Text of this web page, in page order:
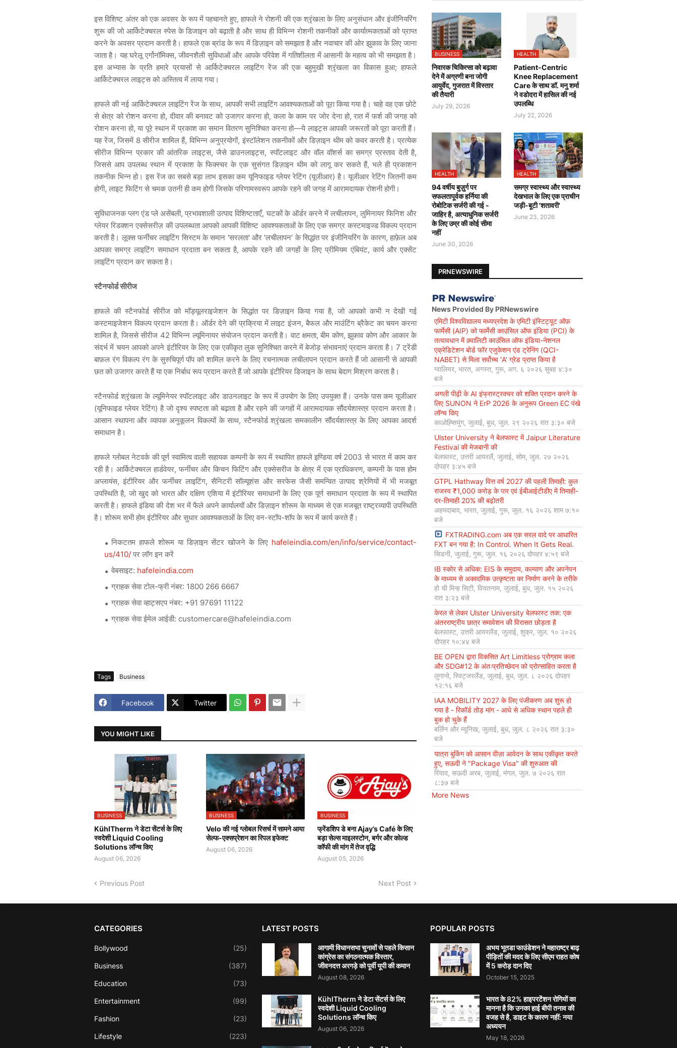
इस विशिष्ट अंतर को एक अवसर के रूप में पहचानते हुए, हाफले ने रोशनी की एक श्रृंखला के लिए अनुसंधान और इंजीनियरिंग
शुरू की जो आर्किटेक्चरल स्पेस के डिजाइन को बढ़ाती है और साथ ही विभिन्न रोशनी तकनीकों और कार्यात्मकताओं को प्राप्त
करने के अवसर प्रदान करती है। हाफले एक ब्रांड के रूप में डिज़ाइन को समझता है और नवाचार की ओर झुकाव के लिए जाना
जाता है। यह घरेलू एर्गोनॉमिक्स,जीवनशैली सुविधाओं और आपके परिवेश में गतिशीलता में आसानी के महत्व को भी समझता है।
इस अभ्यास के प्रति हमारे प्रयासों से आर्किटेक्चरल लाइटिंग रेंज की एक बहुमुखी श्रृंखला का विकास हुआ;हाफले
आर्किटेक्चरल लाइट्स को अस्तित्व में लाया गया।
हाफले की नई आर्किटेक्चरल लाइटिंग रेंज के साथ, आपकी सभी लाइटिंग आवश्यकताओं को पूरा किया गया है। चाहे वह एक छोटे
से क्षेत्र को रोशन करना हो, दीवार की बनावट को उजागर करना हो, कला के काम पर जोर देना हो,रात में फर्श की जगह को
रोशन करना हो,या पूरे स्थान में प्रकाश का समान वितरण सुनिश्चित करना हो—ये लाइट्स आपकी जरूरतों को पूरा करती हैं।
यह रेंज, जिसमें 8 सीरीज शामिल हैं, विभिन्न अनुप्रयोगों, इंस्टॉलेशन तकनीकों और डिज़ाइन थीम को कवर करती है। प्रत्येक
सीरीज विभिन्न प्रकार की आंतरिक लाइट्स, जैसे डाउनलाइट्स, स्पॉटलाइट और वॉल वॉशर्स का समग्र प्रस्ताव देती है,
जिससे आप उपलब्ध स्थान में प्रकाश के फिक्स्चर के एक सुसंगत डिज़ाइन थीम को लागू कर सकते हैं, भले ही प्रकाशन
तकनीक भिन्न हो। इस रेंज का सबसे बड़ा लाभ इसका कम यूनिफाइड ग्लेयर रेटिंग (यूजीआर) है। यूजीआर रेटिंग जितनी कम
होगी, लाइट फिटिंग से चमक उतनी ही कम होगी जिसके परिणामस्वरूप आपके रहने की जगह में आरामदायक रोशनी होगी।
सुविधाजनक प्लग एंड प्ले असेंबली,प्रभावशाली उत्पाद विशिष्टताएँ, घटकों के ऑर्डर करने में लचीलापन, लुमिनायर फिनिश और
ग्लेयर रिडक्शन एक्सेसरीज़ की उपलब्धता आपको आपकी विशिष्ट आवश्यकताओं के लिए एक समग्र कस्टमाइज्ड विकल्प प्रदान
करती है। लूक्स फर्नीचर लाइटिंग सिस्टम के समान 'सरलता'और 'लचीलापन' के सिद्धांत पर इंजीनियरिंग के कारण, हाफ़ेल अब
आपका समग्र लाइटिंग समाधान प्रदाता बन सकता है,आपके रहने की जगहों के लिए प्रीमियम एंबियंट, कार्य और एक्सेंट
लाइटिंग प्रदान कर सकता है।
स्टैनफोर्डसीरीज
हाफले की स्टैनफोर्ड सीरीज को मॉड्यूलराइजेशन के सिद्धांत पर डिज़ाइन किया गया है, जो आपको कभी न देखी गई
कस्टमाइजेशन विकल्प प्रदान करता है। ऑर्डर देने की प्रक्रिया में लाइट इंजन, बैफल और माउंटिंग ब्रैकेट का चयन करना
शामिल है, जिससे सीरीज 42विभिन्न ल्यूमिनायर संयोजन प्रदान करती है। वाट क्षमता,बीम कोण,झुकाव कोण और आकार के
संदर्भ में चयन आपको अपने इंटीरियर के लिए एक एकीकृत लुक सुनिश्चित करने में बेजोड़ संभावनाएं प्रदान करता है। 7ट्रेंडी
बाफ़ल रंग विकल्प रंग के सुरुचिपूर्ण पॉप को शामिल करने के लिए रचनात्मक लचीलापन प्रदान करते हैं जो आसानी से आपकी
छत को उजागर करते हैं या एक निर्बाध रूप प्रदान करते हैं जो आपके इंटीरियर डिजाइन के साथ बेदाग मिश्रण करता है।
स्टैनफोर्ड श्रृंखला के ल्यूमिनेयर स्पॉटलाइट और डाउनलाइट के रूप में उपयोग के लिए उपयुक्त हैं। उनके पास कम यूजीआर
(यूनिफाइड ग्लेयर रेटिंग) है जो दृश्य स्पष्टता को बढ़ाता है और रहने की जगहों में आरामदायक सौंदर्यशास्त्र प्रदान करता है।
आसान स्थापना और व्यापक अनुकूलन विकल्पों के साथ, स्टैनफोर्ड श्रृंखला समकालीन सौंदर्यशास्त्र के लिए आपका आदर्श
समाधान है।
हाफले ग्लोबल नेटवर्क की पूर्ण स्वामित्व वाली सहायक कम्पनी के रूप में स्थापित हाफले इण्डिया वर्ष2003 से भारत में काम कर
रही है। आर्किटेक्चरल हार्डवेयर, फर्नीचर और किचन फिटिंग और एक्सेसरीज के क्षेत्र में एक प्राधिकरण,कम्पनी के पास होम
अप्लायंस,इंटीरियर और फर्नीचर लाइटिंग,सैनिटरी सॉल्यूशंस और सरफेस जैसी समन्वित उत्पाद श्रेणियों में भी मजबूत
उपस्थिति है, जो खुद को भारत और दक्षिण एशिया में इंटीरियर समाधानों के लिए एक पूर्ण समाधान प्रदाता के रूप में स्थापित
करती है। हाफले इंडिया की देश भर में फैले अपने कार्यालयों और डिज़ाइन शोरूम के माध्यम से एक मजबूत राष्ट्रव्यापी उपस्थिति
है। शोरूम सभी होम इंटीरियर और सुधार आवश्यकताओं के लिए वन-स्टॉप-शॉप के रूप में कार्य करते हैं।
निकटतम हाफले शोरूम या डिज़ाइन सेंटर खोजने के लिए hafeleindia.com/en/info/service/contact-
us/410/ पर लॉग इन करें
वेबसाइट: hafeleindia.com
ग्राहक सेवा टोल-फ्री नंबर: 1800 266 6667
ग्राहक सेवा व्हाट्सएप नंबर: +91 97691 11122
ग्राहक सेवा ईमेल आईडी: customercare@hafeleindia.com
Tags Business
Facebook Twitter
YOU MIGHT LIKE
BUSINESS
KühlTherm ने डेटा सेंटर्स के लिए
स्वदेशी Liquid Cooling
Solutions लॉन्च किए
August 06, 2026
BUSINESS
Velo की नई ग्लोबल रिसर्च में सामने आया
सेल्फ-एक्सप्रेशन का रिपल इफेक्ट
August 06, 2026
BUSINESS
फ्रेंडशिप डे बना Ajay’s Café के लिए
बड़ा सेल्स माइलस्टोन, बर्गर और कोल्ड
कॉफी की मांग में तेज वृद्धि
August 05, 2026
Previous Post Next Post
BUSINESS
निवारक चिकित्सा को बढ़ावा
देने में अग्रणी बना जोगी
आयुर्वेद, गुजरात में विस्तार
की तैयारी
July 29, 2026
HEALTH
Patient-Centric
Knee Replacement
Care के साथ डॉ. मनु शर्मा
ने वडोदरा में हासिल की नई
उपलब्धि
July 22, 2026
HEALTH
94 वर्षीय बुज़ुर्ग पर
सफलतापूर्वक हर्निया की
रोबोटिक सर्जरी की गई -
जाहिर है, अत्याधुनिक सर्जरी
के लिए उम्र की कोई सीमा
नहीं
June 30, 2026
HEALTH
समग्र स्वास्थ्य और स्वास्थ्य
देखभाल के लिए एक प्राचीन
जड़ी-बूटी 'शतावरी'
June 23, 2026
PRNEWSWIRE
News Provided By PRNewswire
एमिटी विश्वविद्यालय मध्यप्रदेश के एमिटी इंस्टिट्यूट ऑफ़
फार्मेसी (AIP) को फार्मेसी काउंसिल ऑफ इंडिया (PCI) के
तत्वावधान में क़्वालिटी काउंसिल ऑफ इंडिया-नेशनल
एक्रेडिटेशन बोर्ड फॉर एजुकेशन एंड ट्रेनिंग (QCI-
NABET) से मिला सर्वोच्च 'A' ग्रेड प्राप्त किया है
ग्वालियर, भारत, अगस्त, गुरू, अग. ६ २०२६ सुबह ४:३०
बजे
अगली पीढ़ी के AI इंफ्रास्ट्रक्चर को शक्ति प्रदान करने के
लिए SUNON ने ErP 2026 के अनुरूप Green EC पंखे
लॉन्च किए
काओह्सियुंग, जुलाई, बुध, जुल. २९ २०२६ रात ३:३० बजे
Ulster University ने बेलफास्ट में Jaipur Literature
Festival की मेजबानी की
बेलफास्ट, उत्तरी आयरलैं, जुलाई, सोम, जुल. २७ २०२६
दोपहर ३:४५ बजे
GTPL Hathway वित्त वर्ष 2027 की पहली तिमाही: कुल
राजस्व ₹1,000 करोड़ के पार एवं ईबीआईटीडीए में तिमाही-
दर-तिमाही 20% की बढ़ोतरी
अहमदाबाद, भारत, जुलाई, गुरू, जुल. १६ २०२६ शाम ७:१०
बजे
FXTRADING.com अब एक सरल वादे पर आधारित
FXT बन गया है: In Control. When It Gets Real.
सिडनी, जुलाई, गुरू, जुल. १६ २०२६ दोपहर ४:५९ बजे
IB स्कोर से अधिक: EIS के समुदाय, कल्याण और अपनेपन
के माध्यम से अकादमिक उत्कृष्टता का निर्माण करने के तरीके
हो ची मिन्ह सिटी, वियतनाम, जुलाई, बुध, जुल. १५ २०२६
रात ३:२३ बजे
केरल से लेकर Ulster University बेलफास्ट तक: एक
अंतरराष्ट्रीय छात्र समावेशन की विरासत छोड़ता है
बेलफास्ट, उत्तरी आयरलैंड, जुलाई, शुक्र, जुल. १० २०२६
दोपहर १०:४४ बजे
BE OPEN द्वारा विकसित Art Limitless प्रोग्राम कला
और SDG#12 के अंतःप्रतिच्छेदन को प्रोत्साहित करता है
लुगानो, स्विट्जरलैंड, जुलाई, बुध, जुल. ८ २०२६ दोपहर
१२:१६ बजे
IAA MOBILITY 2027 के लिए पंजीकरण अब शुरू हो
गया है - रिकॉर्ड तोड़ मांग - आधे से अधिक स्थान पहले ही
बुक हो चुके हैं
बर्लिन और म्यूनिख, जुलाई, बुध, जुल. ८ २०२६ रात ३:३०
बजे
यात्रा बुकिंग को आसान वीज़ा आवेदन के साथ एकीकृत करते
हुए, सऊदी ने "Package Visa" की शुरुआत की
रियाद, सऊदी अरब, जुलाई, मंगल, जुल. ७ २०२६ रात
८:३७ बजे
More News
CATEGORIES
Bollywood (25)
Business (387)
Education (73)
Entertainment (99)
Fashion (23)
Lifestyle (223)
LATEST POSTS
आगामी विधानसभा चुनावों से पहले किसान
कांग्रेस का संगठनात्मक विस्तार,
जीवनदत्त अरगड़े को पूर्वी यूपी की कमान
August 08, 2026
KühlTherm ने डेटा सेंटर्स के लिए
स्वदेशी Liquid Cooling
Solutions लॉन्च किए
August 06, 2026
POPULAR POSTS
अभय भूतडा फाउंडेशन ने महाराष्ट्र बाढ़
पीड़ितों की मदद के लिए सीएम राहत कोष
में 5 करोड़ दान दिए
October 15, 2025
भारत के 82% हाइपरटेंशन रोगियों का
मानना है कि उनका हाई बीपी तनाव की
वजह से है, डाइट के कारण नहीं: नया
अध्ययन
May 18, 2026